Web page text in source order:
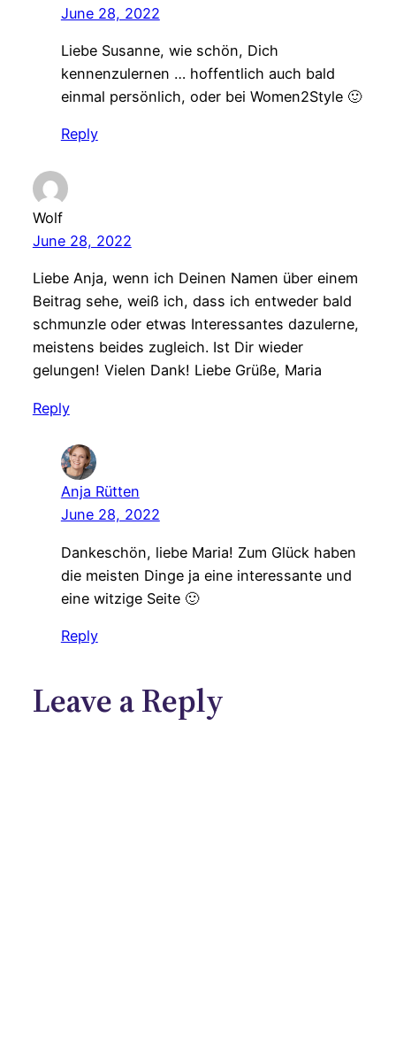
June 28, 2022
Liebe Susanne, wie schön, Dich
kennenzulernen … hoffentlich auch bald
einmal persönlich, oder bei Women2Style 🙂
Reply
Wolf
June 28, 2022
Liebe Anja, wenn ich Deinen Namen über einem
Beitrag sehe, weiß ich, dass ich entweder bald
schmunzle oder etwas Interessantes dazulerne,
meistens beides zugleich. Ist Dir wieder
gelungen! Vielen Dank! Liebe Grüße, Maria
Reply
Anja Rütten
June 28, 2022
Dankeschön, liebe Maria! Zum Glück haben
die meisten Dinge ja eine interessante und
eine witzige Seite 🙂
Reply
Leave a Reply